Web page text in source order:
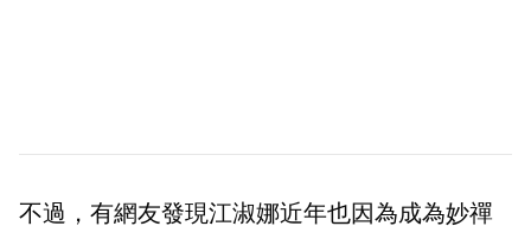
不過，有網友發現江淑娜近年也因為成為妙禪